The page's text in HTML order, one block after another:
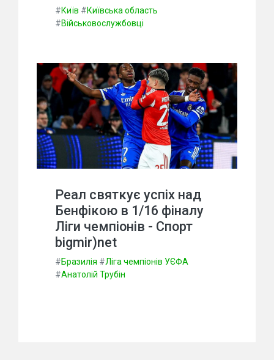
#Київ #Київська область
#Військовослужбовці
Реал святкує успіх над
Бенфікою в 1/16 фіналу
Ліги чемпіонів - Спорт
bigmir)net
#Бразилія #Ліга чемпіонів УЄФА
#Анатолій Трубін